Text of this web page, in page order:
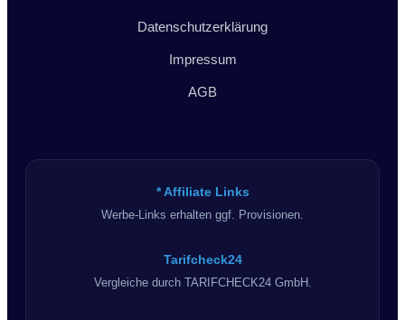
Datenschutzerklärung
Impressum
AGB
* Affiliate Links
Werbe-Links erhalten ggf. Provisionen.
Tarifcheck24
Vergleiche durch TARIFCHECK24 GmbH.